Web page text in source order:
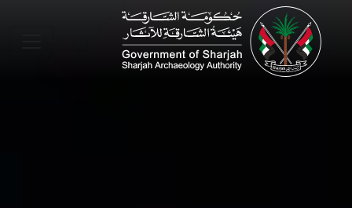
Skip to main